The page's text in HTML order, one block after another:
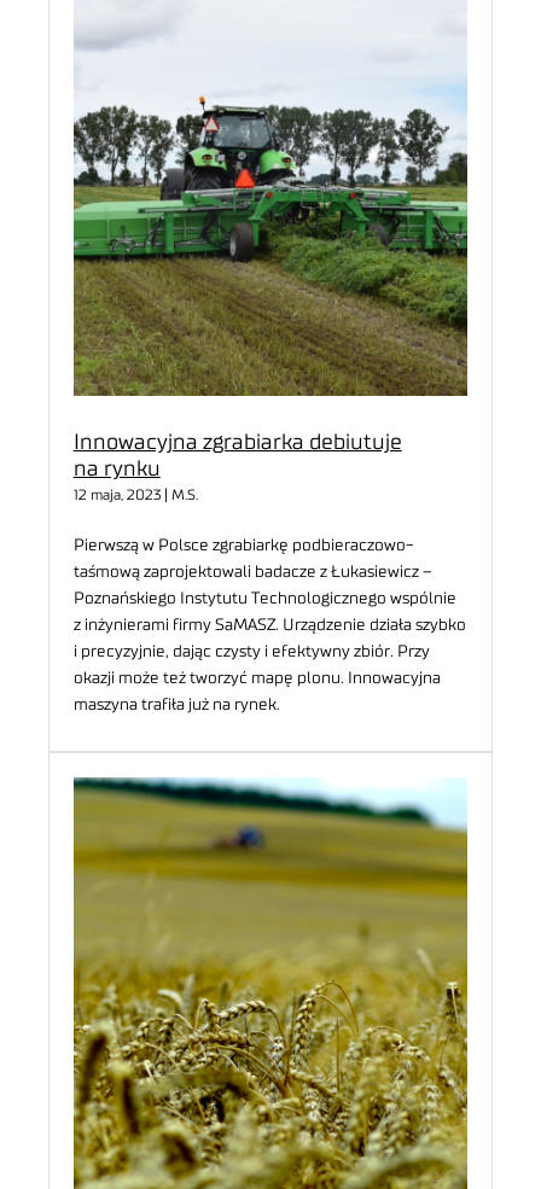
Innowacyjna zgrabiarka debiutuje
na rynku
12 maja, 2023 | M.S.
Pierwszą w Polsce zgrabiarkę podbieraczowo-
taśmową zaprojektowali badacze z Łukasiewicz –
Poznańskiego Instytutu Technologicznego wspólnie
z inżynierami firmy SaMASZ. Urządzenie działa szybko
i precyzyjnie, dając czysty i efektywny zbiór. Przy
okazji może też tworzyć mapę plonu. Innowacyjna
maszyna trafiła już na rynek.